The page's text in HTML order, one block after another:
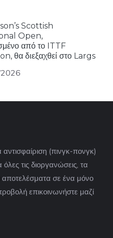
Scottish
Open,
από το ITTF
θα διεξαχθεί στο Largs
(πινγκ-πονγκ)
τις διοργανώσεις, τα
αποτελέσματα σε ένα μόνο
επικοινωνήστε μαζί